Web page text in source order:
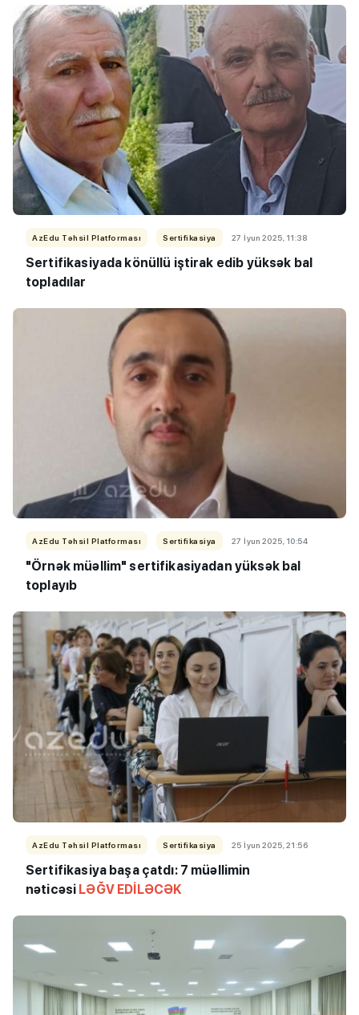
AzEdu Təhsil Platforması Sertifikasiya 27 İyun 2025, 11:38
Sertifikasiyada könüllü iştirak edib yüksək bal
topladılar
AzEdu Təhsil Platforması Sertifikasiya 27 İyun 2025, 10:54
"Örnək müəllim" sertifikasiyadan yüksək bal
toplayıb
AzEdu Təhsil Platforması Sertifikasiya 25 İyun 2025, 21:56
Sertifikasiya başa çatdı: 7 müəllimin
nəticəsi LƏĞV EDİLƏCƏK